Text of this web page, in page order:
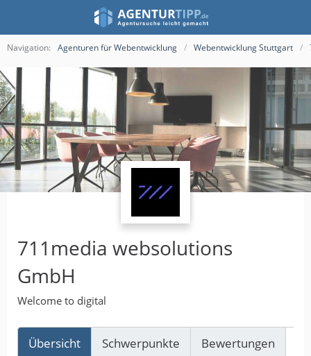
Navigation: Agenturen für Webentwicklung Webentwicklung Stuttgart
711media websolutions
GmbH
Welcome to digital
Übersicht Schwerpunkte Bewertungen